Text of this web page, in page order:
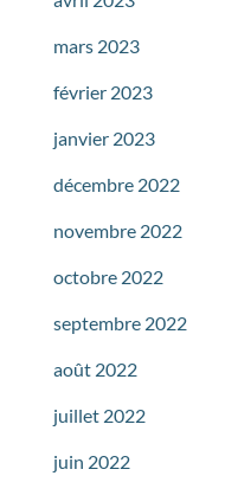
mars 2023
février 2023
janvier 2023
décembre 2022
novembre 2022
octobre 2022
septembre 2022
août 2022
juillet 2022
juin 2022